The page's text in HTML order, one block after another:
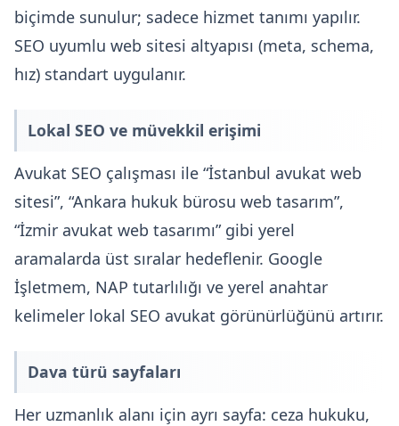
biçimde sunulur; sadece hizmet tanımı yapılır.
SEO uyumlu web sitesi altyapısı (meta, schema,
hız) standart uygulanır.
Lokal SEO ve müvekkil erişimi
Avukat SEO çalışması ile “İstanbul avukat web
sitesi”, “Ankara hukuk bürosu web tasarım”,
“İzmir avukat web tasarımı” gibi yerel
aramalarda üst sıralar hedeflenir. Google
İşletmem, NAP tutarlılığı ve yerel anahtar
kelimeler lokal SEO avukat görünürlüğünü artırır.
Dava türü sayfaları
Her uzmanlık alanı için ayrı sayfa: ceza hukuku,